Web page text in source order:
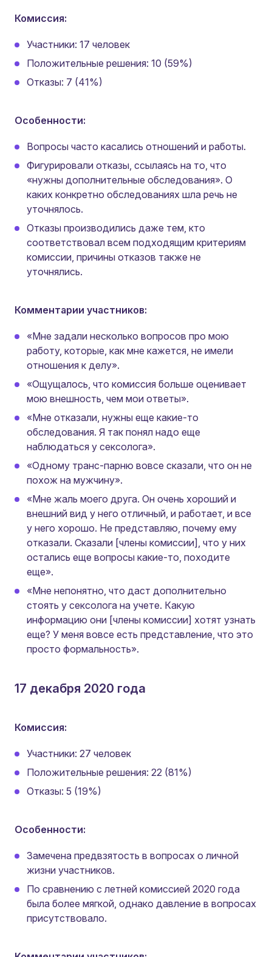
Комиссия:
Участники: 17 человек
Положительные решения: 10 (59%)
Отказы: 7 (41%)
Особенности:
Вопросы часто касались отношений и работы.
Фигурировали отказы, ссылаясь на то, что
«нужны дополнительные обследования». О
каких конкретно обследованиях шла речь не
уточнялось.
Отказы производились даже тем, кто
соответствовал всем подходящим критериям
комиссии, причины отказов также не
уточнялись.
Комментарии участников:
«Мне задали несколько вопросов про мою
работу, которые, как мне кажется, не имели
отношения к делу».
«Ощущалось, что комиссия больше оценивает
мою внешность, чем мои ответы».
«Мне отказали, нужны еще какие-то
обследования. Я так понял надо еще
наблюдаться у сексолога».
«Одному транс-парню вовсе сказали, что он не
похож на мужчину».
«Мне жаль моего друга. Он очень хороший и
внешний вид у него отличный, и работает, и все
у него хорошо. Не представляю, почему ему
отказали. Сказали [члены комиссии], что у них
остались еще вопросы какие-то, походите
еще».
«Мне непонятно, что даст дополнительно
стоять у сексолога на учете. Какую
информацию они [члены комиссии] хотят узнать
еще? У меня вовсе есть представление, что это
просто формальность».
17 декабря 2020 года
Комиссия:
Участники: 27 человек
Положительные решения: 22 (81%)
Отказы: 5 (19%)
Особенности:
Замечена предвзятость в вопросах о личной
жизни участников.
По сравнению с летней комиссией 2020 года
была более мягкой, однако давление в вопросах
присутствовало.